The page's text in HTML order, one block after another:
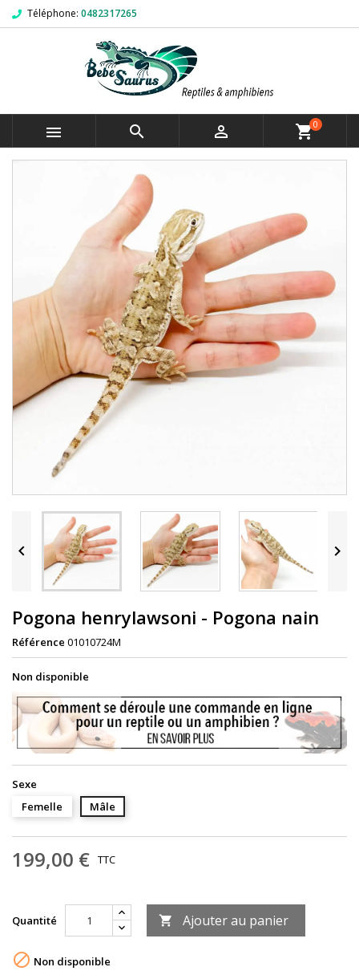
Téléphone: 0482317265
   shopping_cart0
 
Pogona henrylawsoni - Pogona nain
Référence 01010724M
Non disponible
Sexe
Femelle
Mâle
199,00 € TTC
Quantité  Ajouter au panier
 Non disponible